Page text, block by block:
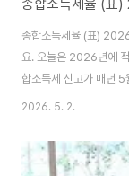
종합소득세율 (표)
요. 오늘은 2026년에
합소득세 신고가 매년 5
마다 세법이 조금씩 바
용될 종합소득세율표
법, 그리고 절세 팁까지
2026. 5. 2.